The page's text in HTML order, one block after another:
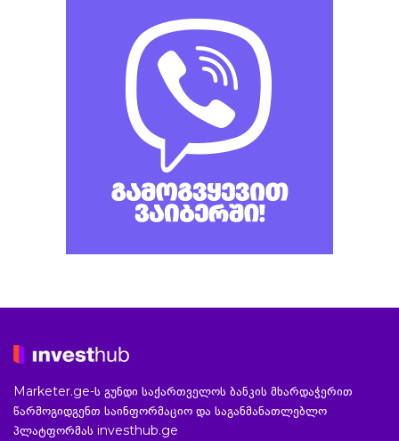
Marketer.ge-ს გუნდი საქართველოს ბანკის მხარდაჭერით
წარმოგიდგენთ საინფორმაციო და საგანმანათლებლო
პლატფორმას investhub.ge